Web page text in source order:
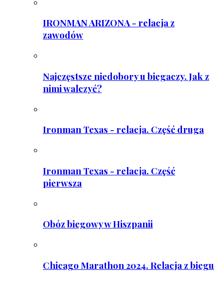
IRONMAN ARIZONA - relacja z
zawodów
Najczęstsze niedobory u biegaczy. Jak z
nimi walczyć?
Ironman Texas - relacja. Część druga
Ironman Texas - relacja. Część
pierwsza
Obóz biegowy w Hiszpanii
Chicago Marathon 2024. Relacja z biegu